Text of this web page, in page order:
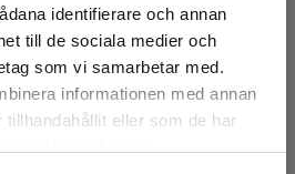
identifierare och annan
till de sociala medier och
som vi samarbetar med.
informationen med annan
eller som de har
V